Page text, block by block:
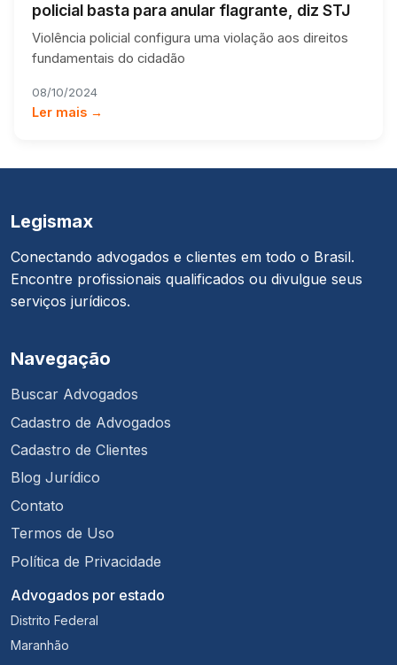
policial basta para anular flagrante, diz STJ
Violência policial configura uma violação aos direitos
fundamentais do cidadão
08/10/2024
Ler mais →
Legismax
Conectando advogados e clientes em todo o Brasil.
Encontre profissionais qualificados ou divulgue seus
serviços jurídicos.
Navegação
Buscar Advogados
Cadastro de Advogados
Cadastro de Clientes
Blog Jurídico
Contato
Termos de Uso
Política de Privacidade
Advogados por estado
Distrito Federal
Maranhão